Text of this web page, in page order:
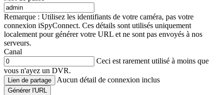
Remarque : Utilisez les identifiants de votre caméra, pas votre
connexion iSpyConnect. Ces détails sont utilisés uniquement
localement pour générer votre URL et ne sont pas envoyés à nos
serveurs.
Canal
Ceci est rarement utilisé à moins que
vous n'ayez un DVR.
Lien de partage Aucun détail de connexion inclus
Générer l'URL